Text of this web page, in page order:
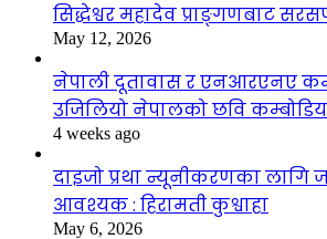
सिद्धेश्वर महादेव प्राङ्गणबाट
May 12, 2026
नेपाली दूतावास र एनआरएनए
उजिलियो नेपालको छवि
4 weeks ago
दाइजो प्रथा न्यूनीकरणका
आवश्यक : हिरामती कुश्वाहा
May 6, 2026